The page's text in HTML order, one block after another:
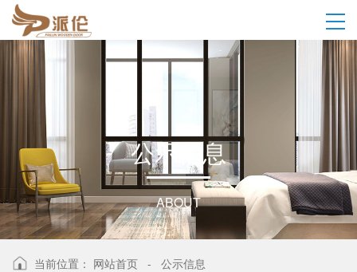
公示信息
ABOUT
当前位置： 网站首页 - 公示信息